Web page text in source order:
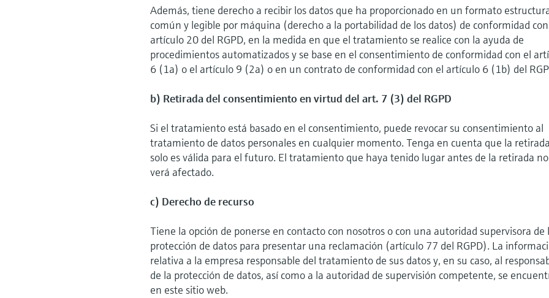
Además, tiene derecho a recibir los datos que ha proporcionado en un formato
común y legible por máquina (derecho a la portabilidad de los datos) de conformidad
artículo 20 del RGPD, en la medida en que el tratamiento se realice con la ayuda de
procedimientos automatizados y se base en el consentimiento de conformidad con el
6 (1a) o el artículo 9 (2a) o en un contrato de conformidad con el artículo 6 (1b) del
b) Retirada del consentimiento en virtud del art. 7 (3) del RGPD
Si el tratamiento está basado en el consentimiento, puede revocar su consentimiento al
tratamiento de datos personales en cualquier momento. Tenga en cuenta que la retirada
solo es válida para el futuro. El tratamiento que haya tenido lugar antes de la retirada
verá afectado.
c) Derecho de recurso
Tiene la opción de ponerse en contacto con nosotros o con una autoridad supervisora de
protección de datos para presentar una reclamación (artículo 77 del RGPD). La
relativa a la empresa responsable del tratamiento de sus datos y, en su caso, al
de la protección de datos, así como a la autoridad de supervisión competente, se
en este sitio web.